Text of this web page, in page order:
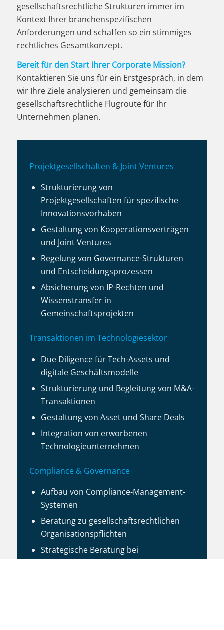
gesellschaftsrechtliche Strukturen immer im
Kontext Ihrer branchenspezifischen
Anforderungen und schaffen so ein stimmiges
rechtliches Gesamtkonzept.
Bereit für den Start Ihrer Corporate Mission?
Kontaktieren Sie uns für ein Erstgespräch, in dem
wir Ihre Ziele analysieren und gemeinsam die
gesellschaftsrechtliche Flugroute für Ihr
Unternehmen planen.
Projektgesellschaften & Joint Ventures
Strukturierung von
Projektgesellschaften für spezifische
Innovationsvorhaben
Gestaltung von Kooperationsverträgen
und Joint Ventures
Regelung von Governance-Strukturen
und Entscheidungsprozessen
Absicherung von IP-Rechten und
Wissenstransfer in
Gemeinschaftsprojekten
Transaktionen im Technologiesektor
Due Diligence für Tech-Assets und
digitale Geschäftsmodelle
Strukturierung und Begleitung von M&A-
Transaktionen
Gestaltung von Asset und Share Deals
Integration von erworbenen
Technologieunternehmen
Compliance & Governance
Aufbau von Compliance-Management-
Systemen
Beratung zu gesellschaftsrechtlichen
Organisationspflichten
Strategische Beratung bei